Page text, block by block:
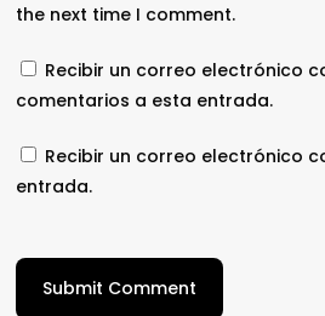
the next time I comment.
Recibir un correo electrónico
comentarios a esta entrada.
Recibir un correo electrónico
entrada.